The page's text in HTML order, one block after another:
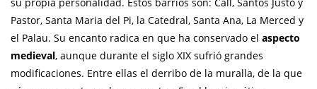
Pastor, Santa Maria del Pi, la Catedral, Santa Ana, La Merced y
el Palau. Su encanto radica en que ha conservado el aspecto
medieval, aunque durante el siglo XIX sufrió grandes
modificaciones. Entre ellas el derribo de la muralla, de la que